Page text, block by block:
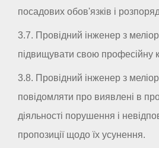
посадових обов'язків і
3.7. Провідний інженер з
підвищувати свою професійну
3.8. Провідний інженер з
повідомляти про виявлені в
діяльності порушення і
пропозиції щодо їх усунення.